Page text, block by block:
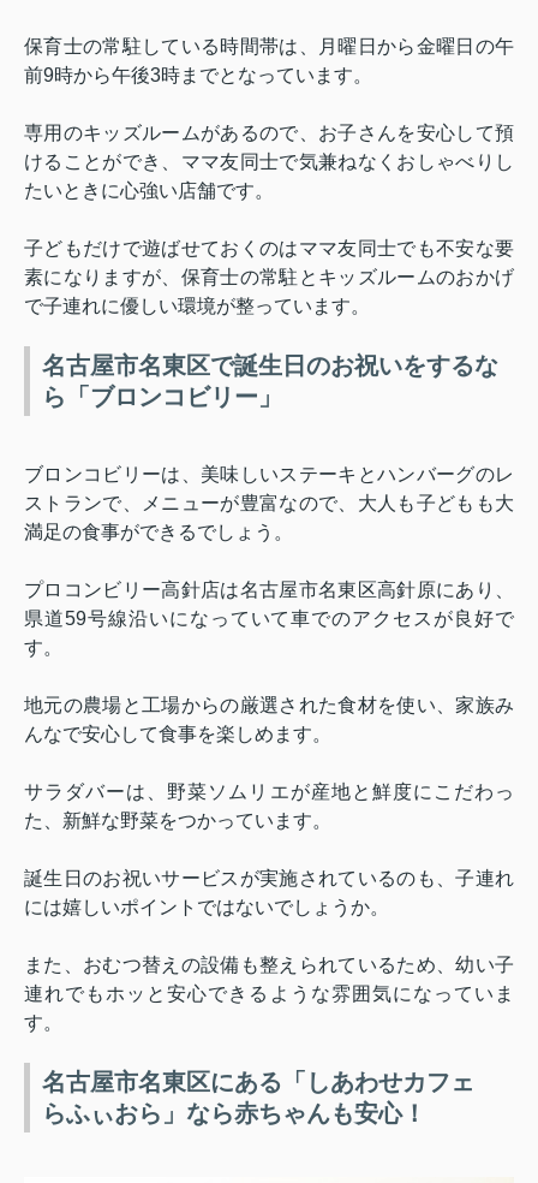
保育士の常駐している時間帯は、月曜日から金曜日の午
前9時から午後3時までとなっています。
専用のキッズルームがあるので、お子さんを安心して預
けることができ、ママ友同士で気兼ねなくおしゃべりし
たいときに心強い店舗です。
子どもだけで遊ばせておくのはママ友同士でも不安な要
素になりますが、保育士の常駐とキッズルームのおかげ
で子連れに優しい環境が整っています。
名古屋市名東区で誕生日のお祝いをするな
ら「ブロンコビリー」
ブロンコビリーは、美味しいステーキとハンバーグのレ
ストランで、メニューが豊富なので、大人も子どもも大
満足の食事ができるでしょう。
プロコンビリー高針店は名古屋市名東区高針原にあり、
県道59号線沿いになっていて車でのアクセスが良好で
す。
地元の農場と工場からの厳選された食材を使い、家族み
んなで安心して食事を楽しめます。
サラダバーは、野菜ソムリエが産地と鮮度にこだわっ
た、新鮮な野菜をつかっています。
誕生日のお祝いサービスが実施されているのも、子連れ
には嬉しいポイントではないでしょうか。
また、おむつ替えの設備も整えられているため、幼い子
連れでもホッと安心できるような雰囲気になっていま
す。
名古屋市名東区にある「しあわせカフェ
らふぃおら」なら赤ちゃんも安心！